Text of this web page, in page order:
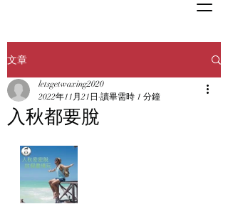
文章
入秋都要脫
letsgetwaxing2020
2022年11月21日 讀畢需時 1 分鐘